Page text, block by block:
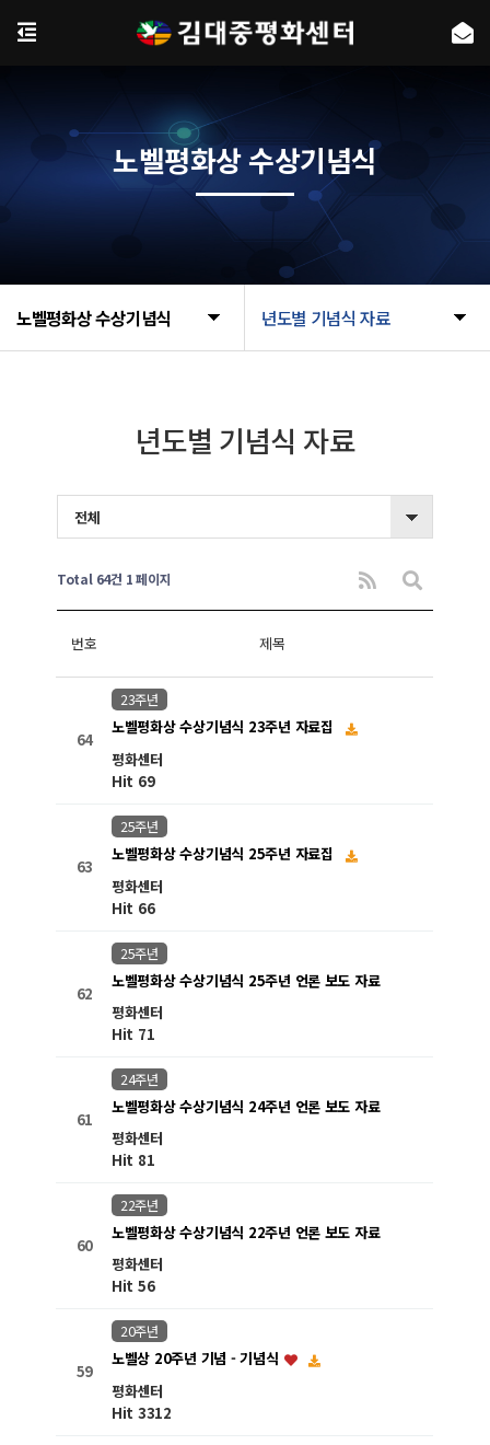
노벨평화상 수상기념식 년도별 기념식 자료
노벨평화상 수상기념식
년도별 기념식 자료
전체
Total 64건 1 페이지
번호 제목
64
23주년
노벨평화상 수상기념식 23주년 자료집
평화센터
Hit 69
63
25주년
노벨평화상 수상기념식 25주년 자료집
평화센터
Hit 66
62
25주년
노벨평화상 수상기념식 25주년 언론 보도 자료
평화센터
Hit 71
61
24주년
노벨평화상 수상기념식 24주년 언론 보도 자료
평화센터
Hit 81
60
22주년
노벨평화상 수상기념식 22주년 언론 보도 자료
평화센터
Hit 56
59
20주년
노벨상 20주년 기념 - 기념식
평화센터
Hit 3312